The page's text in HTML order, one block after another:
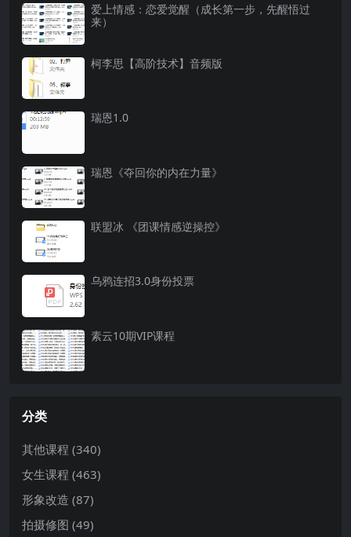
爱上情感：恋爱觉醒（成长第一步，先醒悟过
来）
柯李思【高阶技术】音频版
瑞恩1.0
瑞恩《夺回你的内在力量》
联盟冰 《团课情感逆操控》
乌鸦连招3.0身份投票
素云10期VIP课程
分类
其他课程 (340)
女生课程 (463)
形象改造 (87)
拍摄修图 (49)